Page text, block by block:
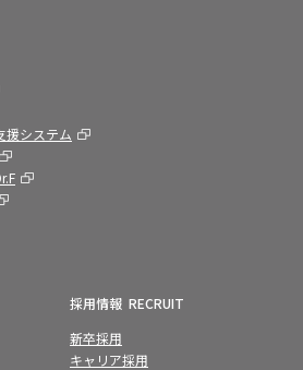
援システム
採用情報 RECRUIT
新卒採用
キャリア採用